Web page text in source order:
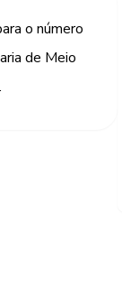
o número
de Meio